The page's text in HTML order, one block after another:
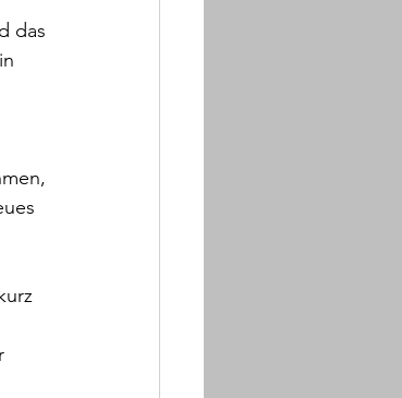
das